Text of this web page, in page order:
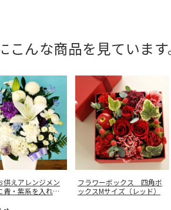
んな商品を見ています
供えアレンジメン
青・紫系を入れ
フラワーボックス 四角ボ
ックスMサイズ（レッド）